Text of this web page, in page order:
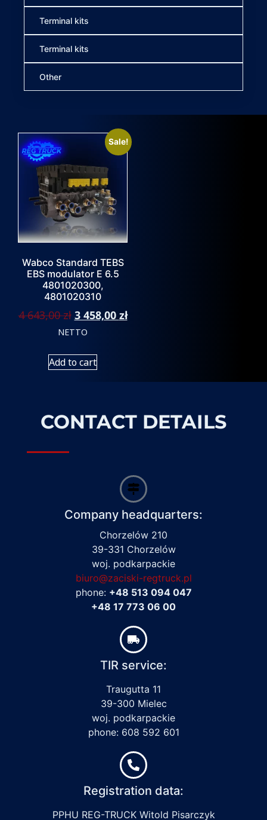
Terminal kits
Terminal kits
Other
Sale!
Wabco Standard TEBS
EBS modulator E 6.5
4801020300,
4801020310
4 643,00zł 3 458,00 zł
NETTO
Add to cart
CONTACT DETAILS
Company headquarters:
Chorzelów 210
39-331 Chorzelów
woj. podkarpackie
biuro@zaciski-regtruck.pl
phone: +48 513 094 047
+48 17 773 06 00
TIR service:
Traugutta 11
39-300 Mielec
woj. podkarpackie
phone: 608 592 601
Registration data:
PPHU REG-TRUCK Witold Pisarczyk